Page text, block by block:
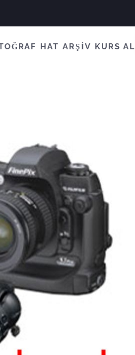
HAT ARŞİV KURS AL